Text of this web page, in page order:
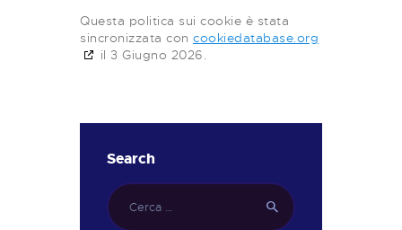
Questa politica sui cookie è stata
sincronizzata con cookiedatabase.org
il 3 Giugno 2026.
Search
Ricerca
per: